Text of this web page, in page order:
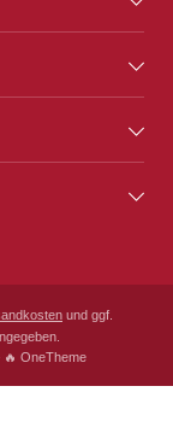
und ggf.
OneTheme